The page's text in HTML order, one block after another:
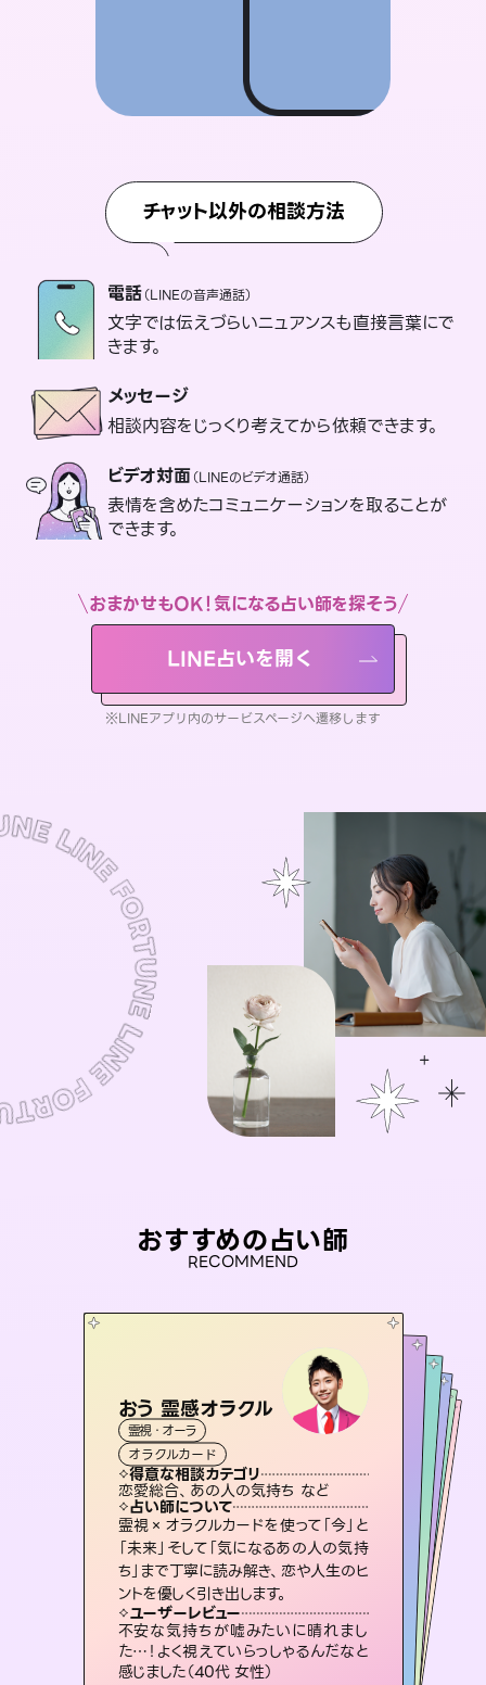
チャット以外の相談方法
電話（LINEの音声通話）
文字では伝えづらいニュアンスも直接言葉にで
きます。
メッセージ
相談内容をじっくり考えてから依頼できます。
ビデオ対面（LINEのビデオ通話）
表情を含めたコミュニケーションを取ることが
できます。
おまかせもOK！気になる占い師を探そう
LINE占いを開く
※LINEアプリ内のサービスページへ遷移します
おすすめの占い師
RECOMMEND
おう 霊感オラクル
霊視・オーラ
オラクルカード
得意な相談カテゴリ
恋愛総合、あの人の気持ち など
占い師について
霊視×オラクルカードを使って「今」と
「未来」そして「気になるあの人の気持
ち」まで丁寧に読み解き、恋や人生のヒ
ントを優しく引き出します。
ユーザーレビュー
不安な気持ちが嘘みたいに晴れまし
た…！よく視えていらっしゃるんだなと
感じました（40代 女性）
アイリス -iris-
西洋占星術
ルーン
得意な相談カテゴリ
恋愛総合、片想い、二人の未来 など
占い師について
復縁、恋愛、不倫の行方、同性愛や片
思い、仕事関係や借金問題まで知りた
いことや心の負担になっていることを
紐解き、背中をそっと押して導きます。
ユーザーレビュー
安心感のあり、言い切ってくれる所や濁
さない鑑定のおかげで、毎回自分の気
持ちを整えられます（30代 男性）
彗望
霊視・オーラ
スピリチュアル・リーディング
得意な相談カテゴリ
片想い、あの人の気持ち、復縁 など
占い師について
3,700年以上の歴史を持つ東洋最古の
占術「易占」で詳細まで占い、幸せへ向
かう道筋を示します。厳しい結果にも具
体的な対策をお伝えします。
ユーザーレビュー
複雑な背景もしっかり聞いて鑑定して
いただけました。気持ちが楽になりまし
た（50代 女性）
未来視師＊花
霊視・オーラ
スピリチュアル・リーディング
得意な相談カテゴリ
出逢い、片想い、復縁 など
占い師について
未来には何パターンもの選択肢があります。不安で視えにくくなっているあなたの素敵な未来を見つけ、その未来を選択できるようアドバイスします。
ユーザーレビュー
職場の人の性質や人間関係、本心など
本当によく視えていてびっくり。対策が
打てて前向きになれます（40代）
セラピスト理恵
スピリチュアル・リーディング
得意な相談カテゴリ
片想い、二人の未来、年の差 など
占い師について
連絡再開、復縁、成就などの報告実績
多数。セラピストとして2万超の施術経
験があるからこそできる鑑定で、より良
い未来をサポートします。
ユーザーレビュー
とても心温まる鑑定でした。しかもこち
らは何も言っていないのに視えていらっ
しゃるんだなと驚きです（30代女性）
霊視・オーラ タロット
スピリチュアル・リーディング
得意な相談カテゴリ
片想い、あの人の気持ち、復縁 など
占い師について
恋愛のお悩みの中でも特に「曖昧な関
係」の相談を得意としており、友達以上
恋人未満なお相手との今後や本音を丁
寧に読み解き恋愛成就へと導きます。
ユーザーレビュー
鑑定していただいてアドバイス通りに行
動すると仲が復活してきました。ありが
とうございました（40代 女性）